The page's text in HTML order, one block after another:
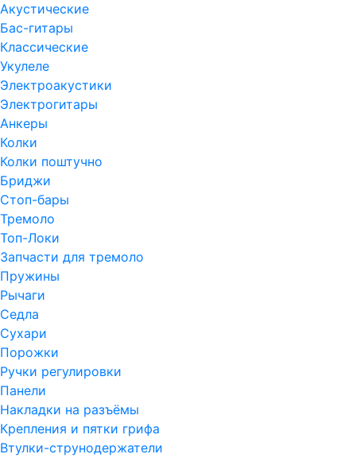
Акустические
Бас-гитары
Классические
Укулеле
Электроакустики
Электрогитары
Анкеры
Колки
Колки поштучно
Бриджи
Стоп-бары
Тремоло
Топ-Локи
Запчасти для тремоло
Пружины
Рычаги
Седла
Сухари
Порожки
Ручки регулировки
Панели
Накладки на разъёмы
Крепления и пятки грифа
Втулки-струнодержатели